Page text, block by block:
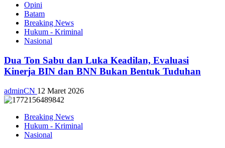
Opini
Batam
Breaking News
Hukum - Kriminal
Nasional
Dua Ton Sabu dan Luka Keadilan, Evaluasi
Kinerja BIN dan BNN Bukan Bentuk Tuduhan
adminCN 12 Maret 2026
Breaking News
Hukum - Kriminal
Nasional